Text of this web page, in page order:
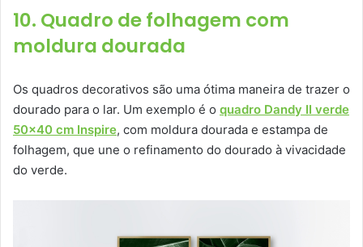
10. Quadro de folhagem com
moldura dourada
Os quadros decorativos são uma ótima maneira de trazer o
dourado para o lar. Um exemplo é o quadro Dandy II verde
50×40 cm Inspire, com moldura dourada e estampa de
folhagem, que une o refinamento do dourado à vivacidade
do verde.